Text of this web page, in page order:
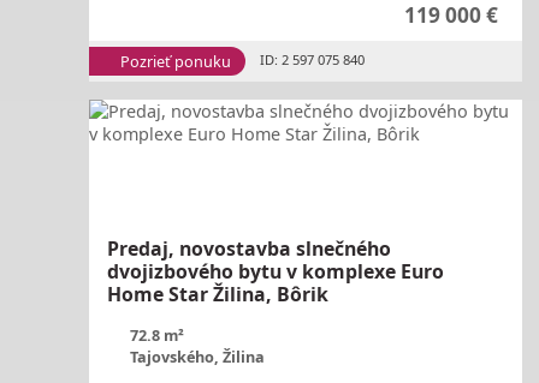
119 000 €
Pozrieť ponuku ID: 2 597 075 840
Predaj, novostavba slnečného
dvojizbového bytu v komplexe Euro
Home Star Žilina, Bôrik
72.8 m²
Tajovského, Žilina